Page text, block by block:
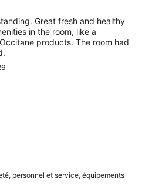
Great fresh and healthy
in the room, like a
products. The room had
personnel et service, équipements